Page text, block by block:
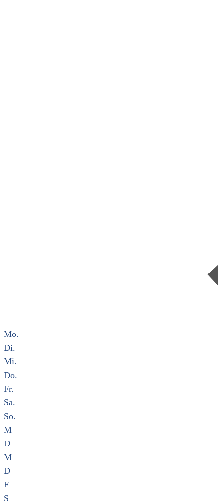
Mo.
Di.
Mi.
Do.
Fr.
Sa.
So.
M
D
M
D
F
S